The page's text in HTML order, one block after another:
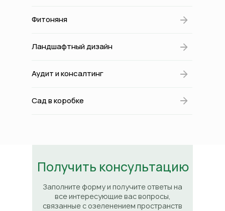
Фитоняня
Ландшафтный дизайн
Аудит и консалтинг
Сад в коробке
Получить консультацию
Заполните форму и получите ответы на
все интересующие вас вопросы,
связанные с озеленением пространств